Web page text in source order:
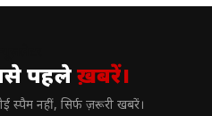
पहलेख़बरें।
स्पैम नहीं, सिर्फ ज़रूरी खबरें।